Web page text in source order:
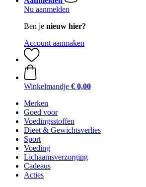
Nu aanmelden
Ben je nieuw hier?
Account aanmaken
Winkelmandje € 0,00
Merken
Goed voor
Voedingsstoffen
Dieet & Gewichtsverlies
Sport
Voeding
Lichaamsverzorging
Cadeaus
Acties